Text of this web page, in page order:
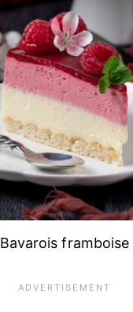
Bavarois framboise